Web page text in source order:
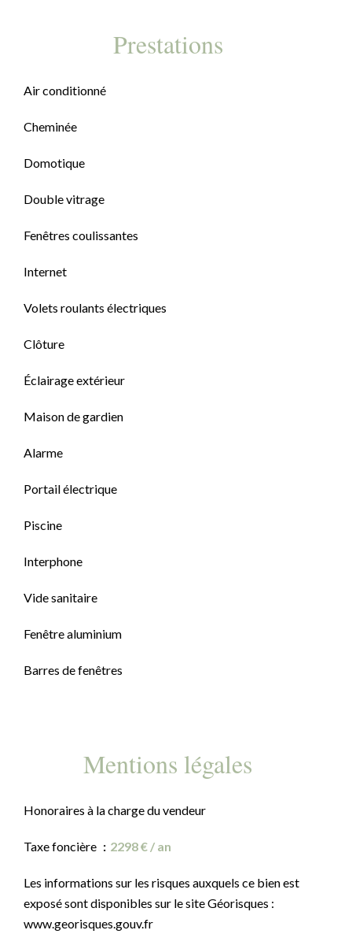
Prestations
Air conditionné
Cheminée
Domotique
Double vitrage
Fenêtres coulissantes
Internet
Volets roulants électriques
Clôture
Éclairage extérieur
Maison de gardien
Alarme
Portail électrique
Piscine
Interphone
Vide sanitaire
Fenêtre aluminium
Barres de fenêtres
Mentions légales
Honoraires à la charge du vendeur
Taxe foncière 2298 € / an
Les informations sur les risques auxquels ce bien est
exposé sont disponibles sur le site Géorisques :
www.georisques.gouv.fr